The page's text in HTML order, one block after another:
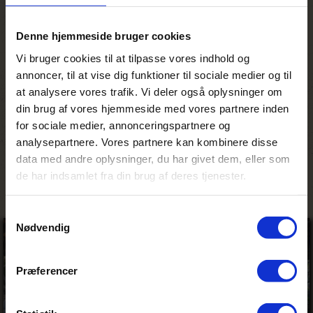
Denne hjemmeside bruger cookies
Vi bruger cookies til at tilpasse vores indhold og
annoncer, til at vise dig funktioner til sociale medier og til
at analysere vores trafik. Vi deler også oplysninger om
din brug af vores hjemmeside med vores partnere inden
for sociale medier, annonceringspartnere og
analysepartnere. Vores partnere kan kombinere disse
data med andre oplysninger, du har givet dem, eller som
de har indsamlet fra din brug af deres tjenester.
Nødvendig
Præferencer
bæredygtighed og har i tre årtier gået
ansvarlighed.
Personligt minde
En leopard vandrede gennem vores lodge –
og oven i købet som punktum på en helt
fantastisk dag, hvor jeg så alle Big Five på
de to jeepsafarier.